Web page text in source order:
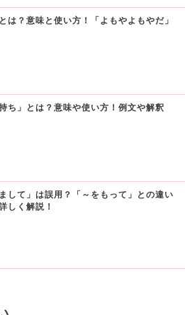
は？意味と使い方！「よもやよもやだ」
ち」とは？意味や使い方！例文や解釈
して」は誤用？「～をもって」との違い
しく解説！